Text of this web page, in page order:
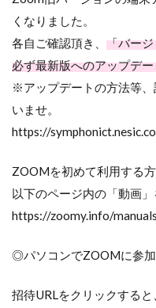
くなりました。
各自ご確認頂き、 「バー
必ず最新版へのアップデ
※アップデートの方法等、
いませ。
https://
ZOOMを初めて利用する
以下のページ内の「動画」
https://zoomy.info/
◎パソコンでZOOMに参
招待URLをクリックすると